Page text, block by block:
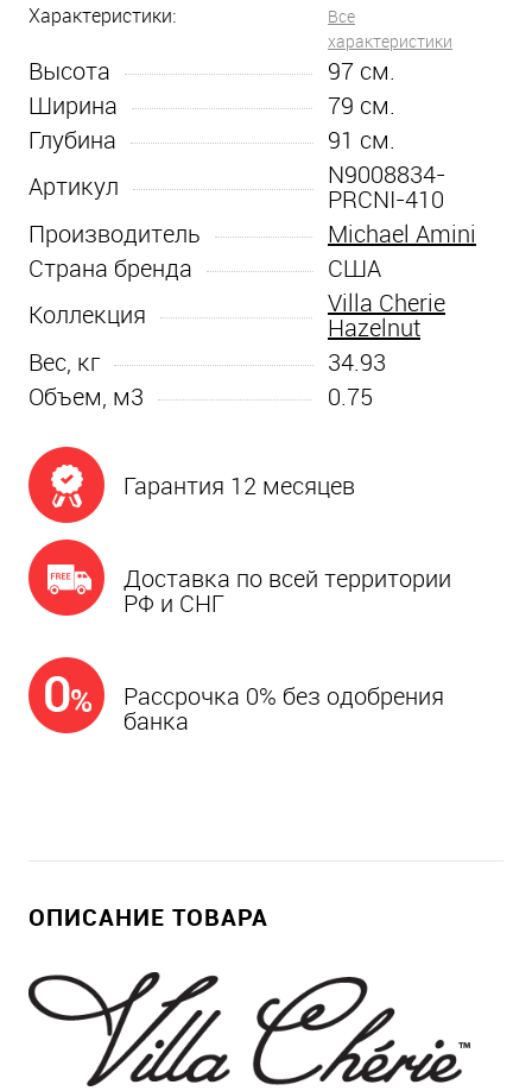
Характеристики:
Все
характеристики
Высота 97 см.
Ширина
79 см.
Глубина
91 см.
Артикул
N9008834-
PRCNI-410
Производитель
Michael Amini
Страна бренда
США
Коллекция
Villa Cherie
Hazelnut
Вес, кг
34.93
Объем, м3
0.75
Гарантия 12 месяцев
Доставка по всей территории
РФ и СНГ
Рассрочка 0% без одобрения
банка
ОПИСАНИЕ ТОВАРА